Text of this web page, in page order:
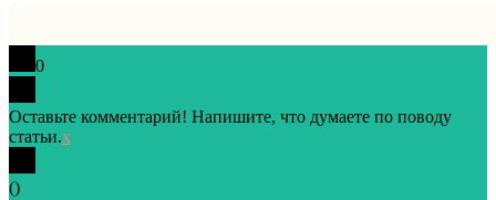
0
Оставьте комментарий! Напишите, что думаете по поводу
статьи.x
()